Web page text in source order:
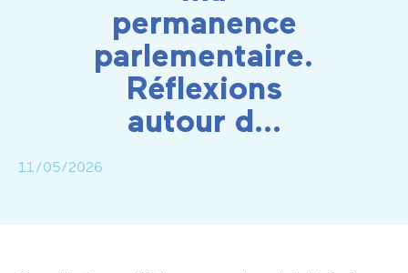
permanence
parlementaire.
Réflexions
autour d…
11/05/2026